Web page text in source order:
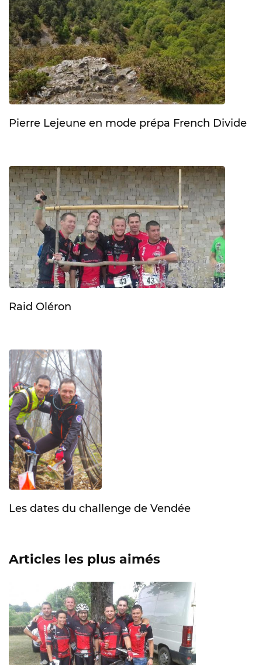
Pierre Lejeune en mode prépa French Divide
Raid Oléron
Les dates du challenge de Vendée
Articles les plus aimés